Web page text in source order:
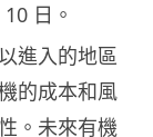
日。
進入的地區
的成本和風
。未來有機